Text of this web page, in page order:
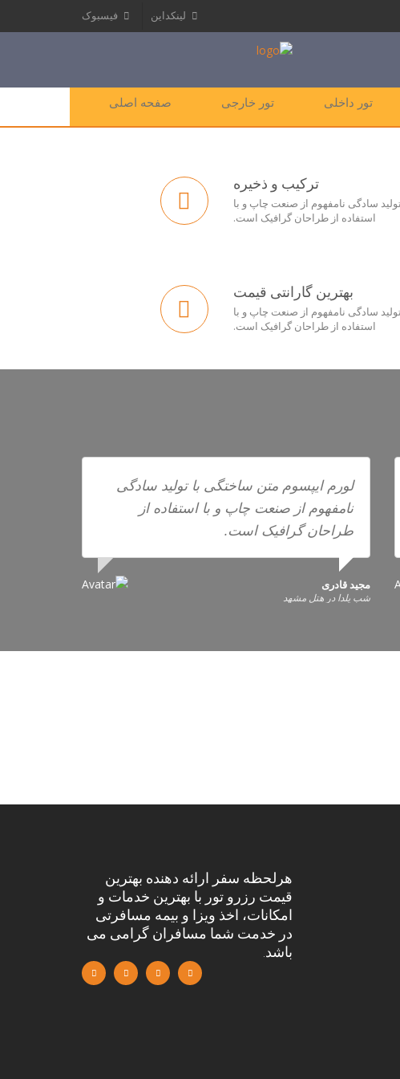
فیسبوک لینکداین
صفحه اصلی تور خارجی تور داخلی
ترکیب و ذخیره
سادگی نامفهوم از صنعت چاپ و با
استفاده از طراحان گرافیک است.
بهترین گارانتی قیمت
سادگی نامفهوم از صنعت چاپ و با
استفاده از طراحان گرافیک است.
لورم ایپسوم متن ساختگی با تولید سادگی
نامفهوم از صنعت چاپ و با استفاده از
طراحان گرافیک است.
مجید قادری
شب یلدا در هتل مشهد
هرلحظه سفر ارائه دهنده بهترین
قیمت رزرو تور با بهترین خدمات و
امکانات، اخذ ویزا و بیمه مسافرتی
در خدمت شما مسافران گرامی می
باشد.